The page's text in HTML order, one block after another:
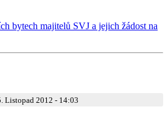
bytech majitelů SVJ a jejich žádost na
Listopad 2012 - 14:03